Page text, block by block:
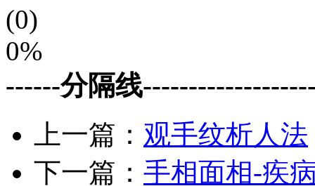
(0)
0%
------分隔线
上一篇： 观手纹析人法
下一篇： 手相面相-疾